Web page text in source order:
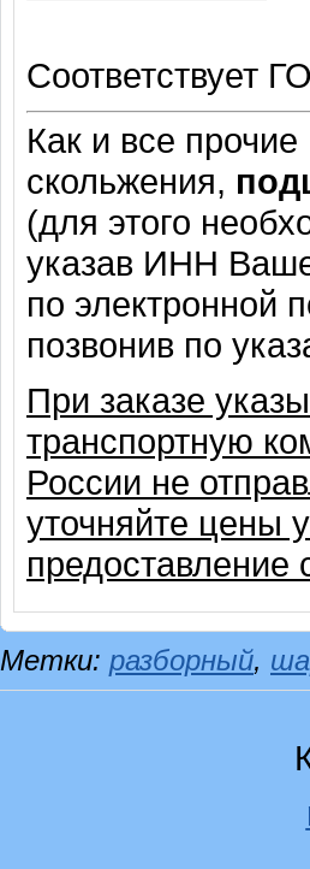
Соответствует
Как и все
скольжения,
(для этого
указав ИНН
по электронной
позвонив по
При заказе
транспортную
России не
уточняйте цены
предоставление
Метки: разборный,